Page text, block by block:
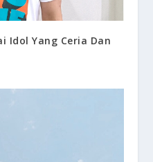
Idol Yang Ceria Dan